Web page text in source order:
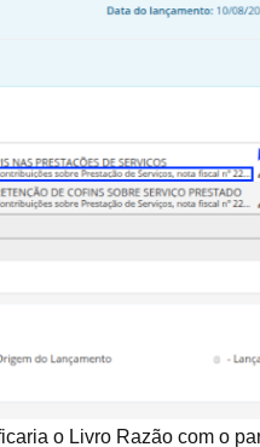
o Livro Razão com o